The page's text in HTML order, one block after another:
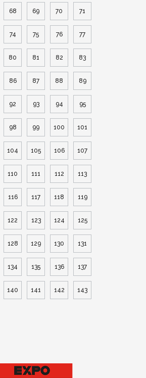
68 69 70 71
74 75 76 77
80 81 82 83
86 87 88 89
92 93 94 95
98 99 100 101
104 105 106 107
110 111 112 113
116 117 118 119
122 123 124 125
128 129 130 131
134 135 136 137
140 141 142 143